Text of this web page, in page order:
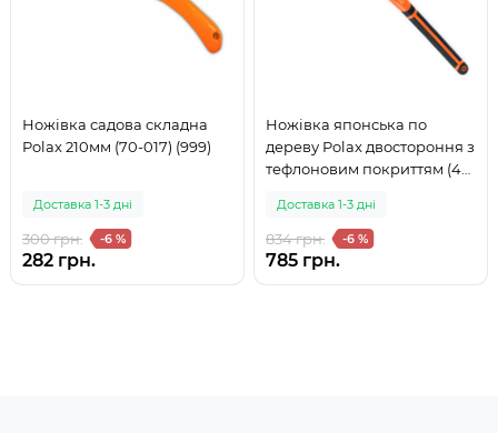
Ножівка садова складна
Polax 210мм (70-017) (999)
Доставка 1-3 дні
300 грн. -6 %
282 грн.
Ножівка японська по
дереву Polax двостороння з
тефлоновим покриттям (47-
Доставка 1-3 дні
834 грн. -6 %
785 грн.